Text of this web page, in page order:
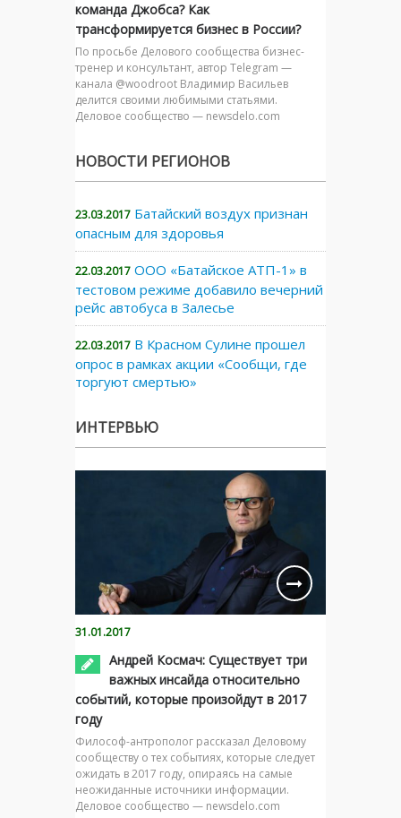
команда Джобса? Как
трансформируется бизнес в России?
По просьбе Делового сообщества бизнес-
тренер и консультант, автор Telegram —
канала @woodroot Владимир Васильев
делится своими любимыми статьями.
Деловое сообщество — newsdelo.com
НОВОСТИ РЕГИОНОВ
23.03.2017 Батайский воздух признан
опасным для здоровья
22.03.2017 ООО «Батайское АТП-1» в
тестовом режиме добавило вечерний
рейс автобуса в Залесье
22.03.2017 В Красном Сулине прошел
опрос в рамках акции «Сообщи, где
торгуют смертью»
ИНТЕРВЬЮ
31.01.2017
Андрей Космач: Существует три
важных инсайда относительно
событий, которые произойдут в 2017
году
Философ-антрополог рассказал Деловому
сообществу о тех событиях, которые следует
ожидать в 2017 году, опираясь на самые
неожиданные источники информации.
Деловое сообщество — newsdelo.com